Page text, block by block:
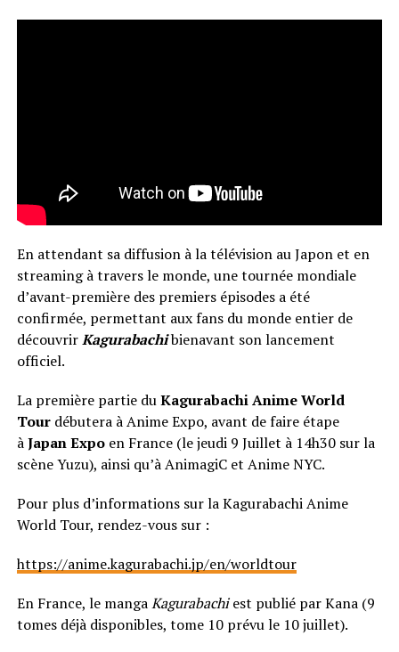
En attendant sa diffusion à la télévision au Japon et en
streaming à travers le monde, une tournée mondiale
d’avant-première des premiers épisodes a été
confirmée, permettant aux fans du monde entier de
découvrirKagurabachibienavant son lancement
officiel.
La première partie duKagurabachi Anime World
Tourdébutera à Anime Expo, avant de faire étape
àJapan Expoen France (le jeudi 9 Juillet à 14h30 sur la
scène Yuzu), ainsi qu’à AnimagiC et Anime NYC.
Pour plus d’informations sur la Kagurabachi Anime
World Tour, rendez-vous sur :
https://anime.kagurabachi.jp/en/worldtour
En France, le mangaKagurabachiest publié par Kana (9
tomes déjà disponibles, tome 10 prévu le 10 juillet).